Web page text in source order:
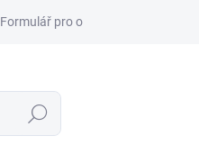
Formulář pro odstoupení od smlouvy
Hledat